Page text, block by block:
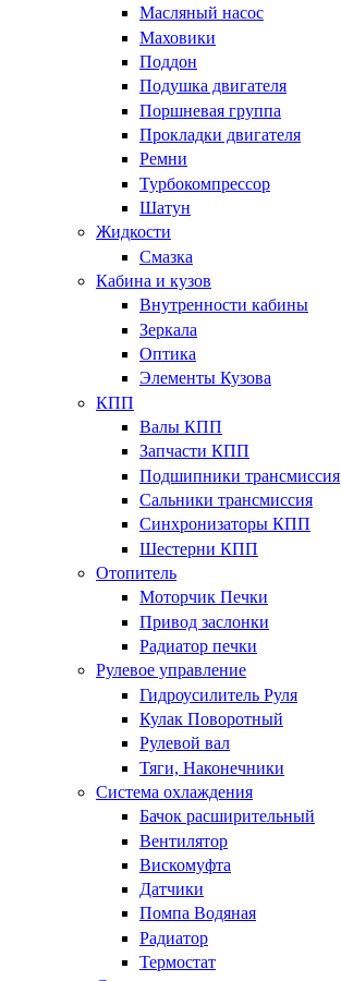
Масляный насос
Маховики
Поддон
Подушка двигателя
Поршневая группа
Прокладки двигателя
Ремни
Турбокомпрессор
Шатун
Жидкости
Смазка
Кабина и кузов
Внутренности кабины
Зеркала
Оптика
Элементы Кузова
КПП
Валы КПП
Запчасти КПП
Подшипники трансмиссия
Сальники трансмиссия
Синхронизаторы КПП
Шестерни КПП
Отопитель
Моторчик Печки
Привод заслонки
Радиатор печки
Рулевое управление
Гидроусилитель Руля
Кулак Поворотный
Рулевой вал
Тяги, Наконечники
Система охлаждения
Бачок расширительный
Вентилятор
Вискомуфта
Датчики
Помпа Водяная
Радиатор
Термостат